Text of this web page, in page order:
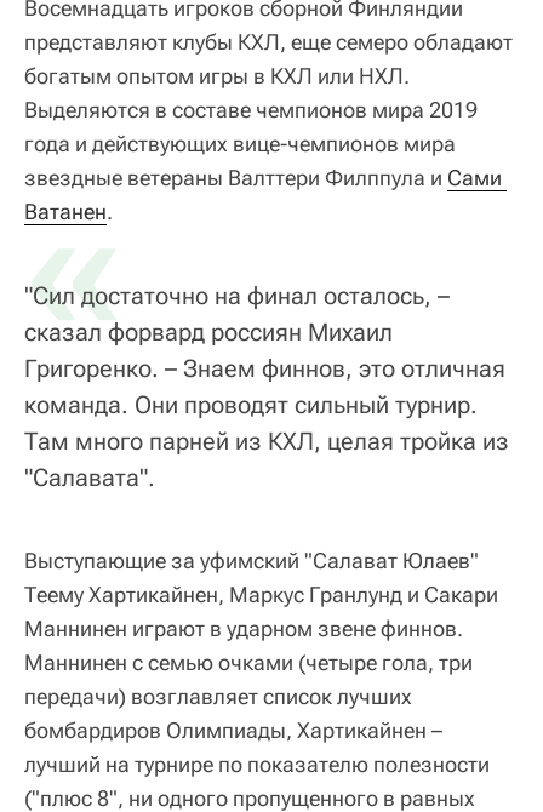
Восемнадцать игроков сборной Финляндии
представляют клубы КХЛ, еще семеро обладают
богатым опытом игры в КХЛ или НХЛ.
Выделяются в составе чемпионов мира 2019
года и действующих вице-чемпионов мира
звездные ветераны Валттери Филппула и Сами
Ватанен.
«
"Сил достаточно на финал осталось, –
сказал форвард россиян Михаил
Григоренко. – Знаем финнов, это отличная
команда. Они проводят сильный турнир.
Там много парней из КХЛ, целая тройка из
"Салавата".
Выступающие за уфимский "Салават Юлаев"
Теему Хартикайнен, Маркус Гранлунд и Сакари
Маннинен играют в ударном звене финнов.
Маннинен с семью очками (четыре гола, три
передачи) возглавляет список лучших
бомбардиров Олимпиады, Хартикайнен –
лучший на турнире по показателю полезности
("плюс 8", ни одного пропущенного в равных